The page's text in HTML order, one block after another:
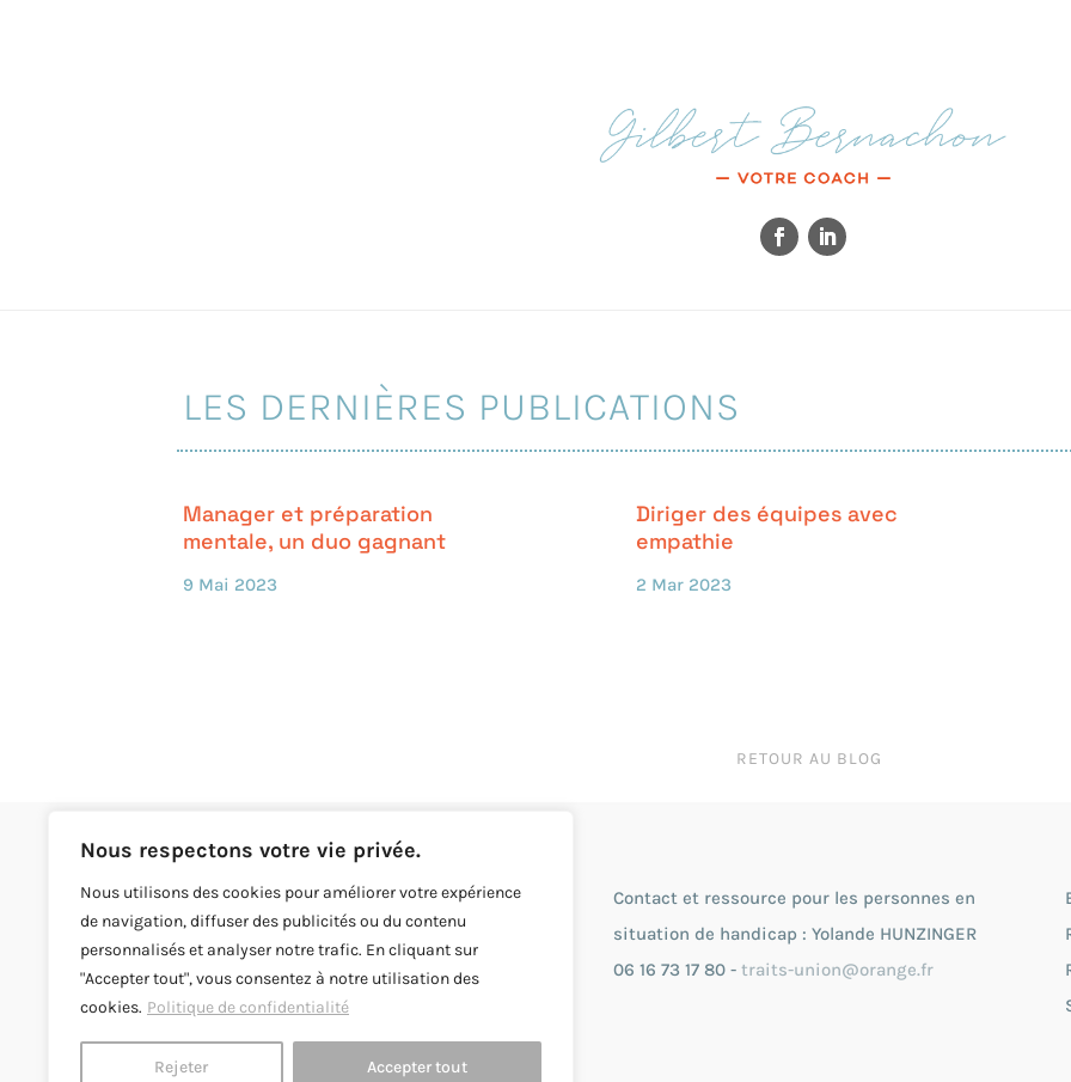
Nous respectons votre vie privée.
Nous utilisons des cookies pour améliorer votre expérience
de navigation, diffuser des publicités ou du contenu
personnalisés et analyser notre trafic. En cliquant sur
"Accepter tout", vous consentez à notre utilisation des
cookies. Politique de confidentialité
Rejeter Accepter tout
LES DERNIÈRES PUBLICATIONS
Manager et préparation
mentale, un duo gagnant
9 Mai 2023
Diriger des équipes avec
empathie
2 Mar 2023
RETOUR AU BLOG
Nos formations sont accessibles aux
personnes en situation de handicap :
attestation sur l'honneur
etattestation de
formation.
Contact et ressource pour les personnes en
situation de handicap : Yolande HUNZINGER
06 16 73 17 80 - traits-union@orange.fr